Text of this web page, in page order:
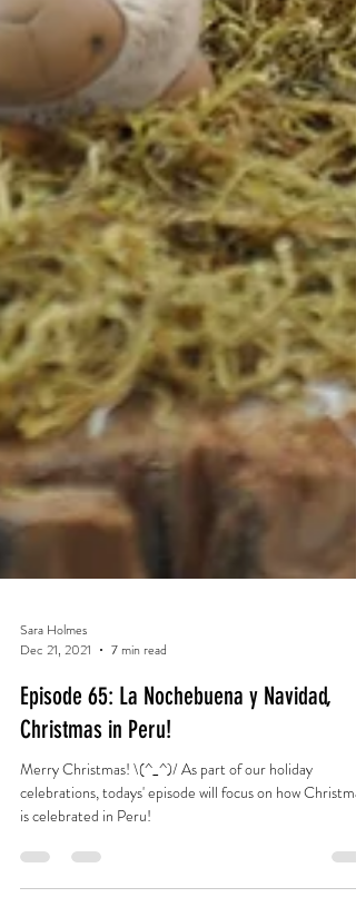
Sara Holmes
Dec 21, 2021
7 min read
Episode 65: La Nochebuena y Navidad,
Christmas in Peru!